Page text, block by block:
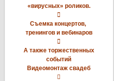
«вирусных» роликов.

Съемка концертов,
тренингов и вебинаров

А также торжественных
событий
Видеомонтаж свадеб
